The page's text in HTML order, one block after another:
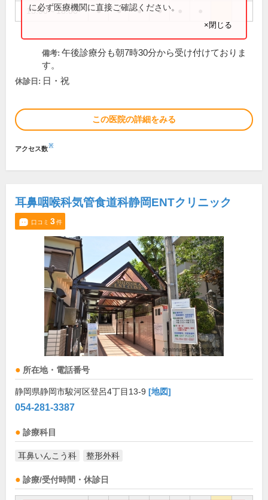
15:00～18:00 ● ● ● ●
に必ず医療機関に直接ご確認ください。
×閉じる
備考: 午後診療分も朝7時30分から受け付けておりま
す。
休診日: 日・祝
この医院の詳細をみる
アクセス数※
耳鼻咽喉科気管食道科静岡ENTクリニック
口コミ 3件
所在地・電話番号
静岡県静岡市駿河区登呂4丁目13-9 [地図]
054-281-3387
診療科目
耳鼻いんこう科 整形外科
診療/受付時間・休診日